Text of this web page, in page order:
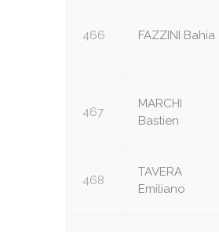
466 FAZZINI Bahia
467
MARCHI
Bastien
468
TAVERA
Emiliano